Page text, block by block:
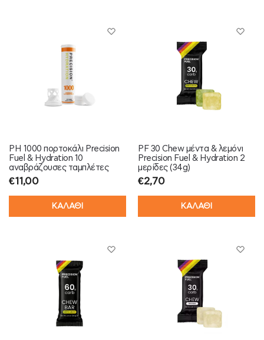
PH 1000 πορτοκάλι Precision
Fuel & Hydration 10
αναβράζουσες ταμπλέτες
€11,00
ΚΑΛΑΘΙ
PF 30 Chew μέντα & λεμόνι
Precision Fuel & Hydration 2
μερίδες (34g)
€2,70
ΚΑΛΑΘΙ